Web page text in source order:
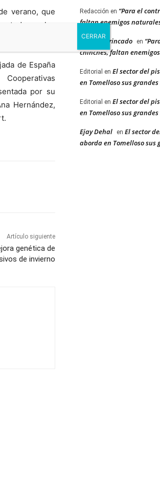
verano, que
todo por los
de España
por su
Hernández,
Artículo siguiente
genética de
de invierno
Redacción en “Para el
faltan enemigos
Roberto Trincado en
chinches, faltan
Editorial en El sector del
en Tomelloso sus
Editorial en El sector del
en Tomelloso sus
Ejay Dehal en El sector
aborda en Tomelloso